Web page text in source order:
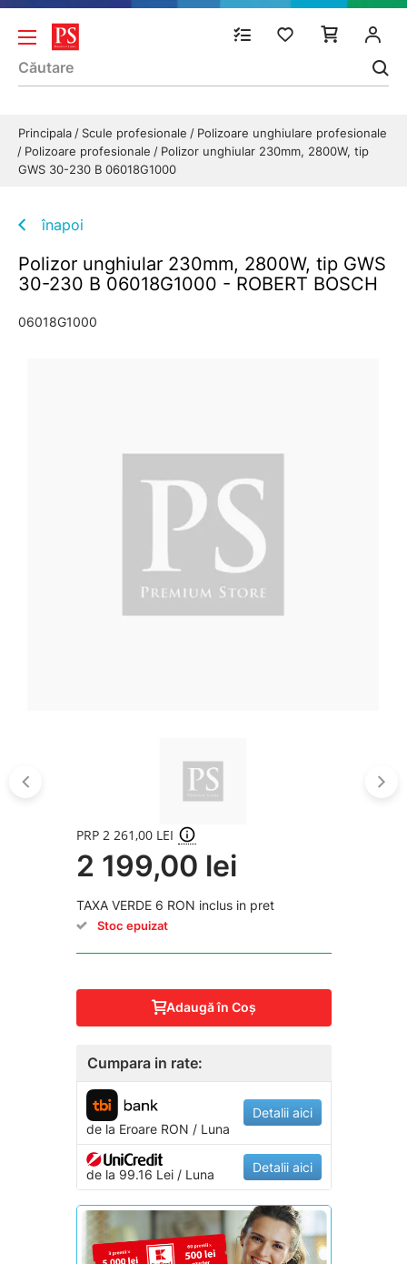
Principala Scule profesionale
Polizoare unghiulare profesionale
Polizoare profesionale
Polizor unghiular 230mm, 2800W, tip
GWS 30-230 B 06018G1000
înapoi
Polizor unghiular 230mm, 2800W, tip GWS
30-230 B 06018G1000 - ROBERT BOSCH
06018G1000
PRP 2 261,00 LEI
2 199,00 lei
TAXA VERDE 6 RON inclus in pret
Stoc epuizat
Adaugă în Coş
Cumpara in rate:
de la EroareRON / Luna
Detalii aici
de la 99.16 Lei / Luna Detalii aici